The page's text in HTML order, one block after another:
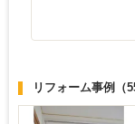
リフォーム事例 （